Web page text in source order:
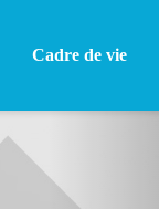
Cadre de vie